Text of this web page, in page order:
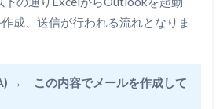
成、送信が行われる流れとなりま
→
この内容でメールを作成して